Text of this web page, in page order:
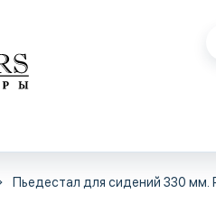
Пьедестал для сидений 330 мм.